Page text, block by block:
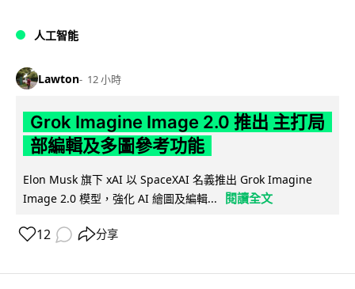
人工智能
Lawton 12 小時
Grok Imagine Image 2.0 推出 主打局
部編輯及多圖參考功能
Elon Musk 旗下 xAI 以 SpaceXAI 名義推出 Grok Imagine
Image 2.0 模型，強化 AI 繪圖及編輯...
閱讀全文
12 分享